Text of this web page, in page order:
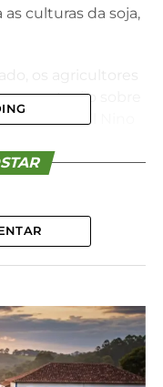
culturas da soja,
sobre
El Nino
uma palestra